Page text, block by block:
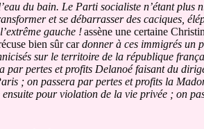
du bain. Le Parti socialiste n’étant plus
et se débarrasser des caciques,
gauche !assène une certaine
bien sûr cardonner à ces immigrés un
sur le territoire de la république
par pertes et profits Delanoé faisant du
; on passera par pertes et profits la
pour violation de la vie privée ; on